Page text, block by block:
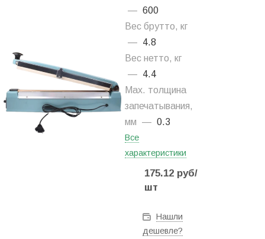
— 600
Вес брутто, кг
— 4.8
Вес нетто, кг
— 4.4
Мax. толщина
запечатывания,
мм — 0.3
Все
характеристики
175.12руб/
шт
Нашли
дешевле?